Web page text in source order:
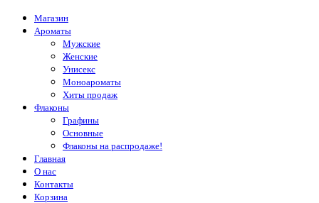
Магазин
Ароматы
Мужские
Женские
Унисекс
Моноароматы
Хиты продаж
Флаконы
Графины
Основные
Флаконы на распродаже!
Главная
О нас
Контакты
Корзина